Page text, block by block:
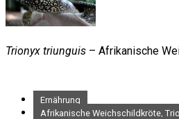
Trionyx triunguis – Afrikanische
Ernährung
Afrikanische Weichschildkröte,